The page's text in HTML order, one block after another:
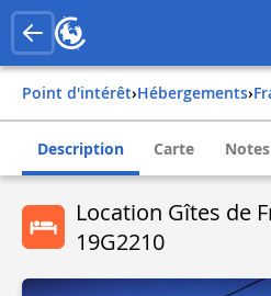
Point d'intérêt› Hébergements›
Description Carte
Location Gîtes de
19G2210